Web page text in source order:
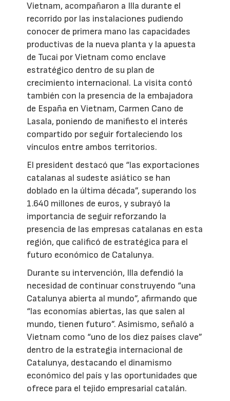
Vietnam, acompañaron a Illa durante el
recorrido por las instalaciones pudiendo
conocer de primera mano las capacidades
productivas de la nueva planta y la apuesta
de Tucai por Vietnam como enclave
estratégico dentro de su plan de
crecimiento internacional. La visita contó
también con la presencia de la embajadora
de España en Vietnam, Carmen Cano de
Lasala, poniendo de manifiesto el interés
compartido por seguir fortaleciendo los
vínculos entre ambos territorios.
El president destacó que “las exportaciones
catalanas al sudeste asiático se han
doblado en la última década”, superando los
1.640 millones de euros, y subrayó la
importancia de seguir reforzando la
presencia de las empresas catalanas en esta
región, que calificó de estratégica para el
futuro económico de Catalunya.
Durante su intervención, Illa defendió la
necesidad de continuar construyendo “una
Catalunya abierta al mundo”, afirmando que
“las economías abiertas, las que salen al
mundo, tienen futuro”. Asimismo, señaló a
Vietnam como “uno de los diez países clave”
dentro de la estrategia internacional de
Catalunya, destacando el dinamismo
económico del país y las oportunidades que
ofrece para el tejido empresarial catalán.